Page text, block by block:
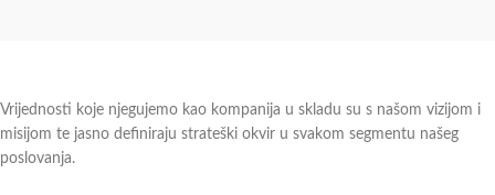
Vrijednosti koje njegujemo kao kompanija u skladu su s našom vizijom i
misijom te jasno definiraju strateški okvir u svakom segmentu našeg
poslovanja.